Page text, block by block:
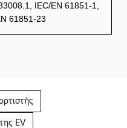
IEC/EN 61851-1,
61851-23
EV